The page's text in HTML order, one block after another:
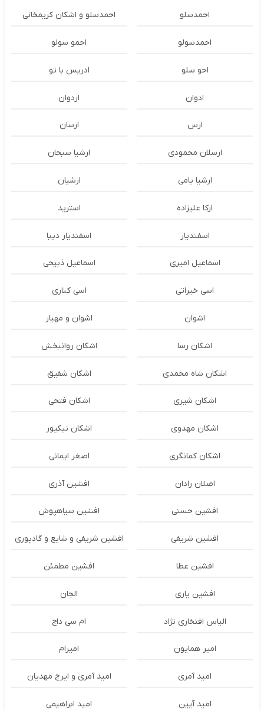
احمدسلو احمدسلو و اشکان کریمخانی
احمدسولو احمو سولو
احو سلو ادریس با تو
ادوان اردوان
ارس ارسان
ارسلان محمودی ارشیا سبحان
ارشیا یامی ارشیان
ارکا علیزاده استرید
اسفندیار اسفندیار دیبا
اسماعیل امیری اسماعیل ذبیحی
اسی خیراتی اسی کناری
اشوان اشوان و مهیار
اشکان رسا اشکان روانبخش
اشکان شاه محمدی اشکان شفیق
اشکان شیری اشکان فتحی
اشکان مهدوی اشکان نیکپور
اشکان‌ کمانگری اصغر ایمانی
اصلان رادان افشین آذری
افشین حسنی افشین سیاهپوش
افشین شریفی افشین شریفی و شایع و گادپوری
افشین عطا افشین مطمئن
افشین یاری الجان
الیاس افتخاری نژاد ام سی داج
امير همايون اميرام
امید آمری امید آمری و ایرج مهدیان
امید آیین امید ابراهیمی